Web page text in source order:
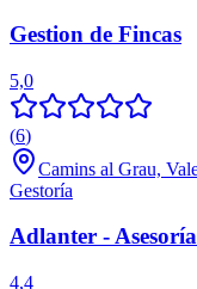
Gestion de Fincas
5,0
(6)
Camins al Grau,
Gestoría
Adlanter -
4,4